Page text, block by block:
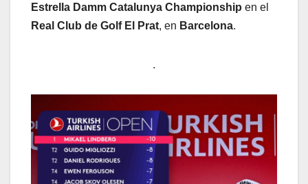
Estrella Damm Catalunya Championship en el
Real Club de Golf El Prat, en Barcelona.
.